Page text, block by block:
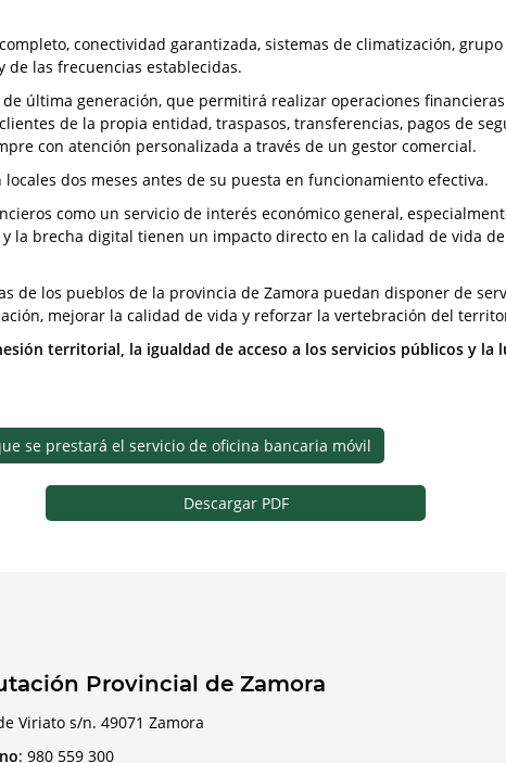
conectividad garantizada, sistemas de climatización, grupo
las frecuencias establecidas.
última generación, que permitirá realizar operaciones
de la propia entidad, traspasos, transferencias, pagos de
con atención personalizada a través de un gestor comercial.
dos meses antes de su puesta en funcionamiento efectiva.
como un servicio de interés económico general,
la brecha digital tienen un impacto directo en la calidad de vida
de los pueblos de la provincia de Zamora puedan disponer de
mejorar la calidad de vida y reforzar la vertebración del
territorial, la igualdad de acceso a los servicios públicos y la
se prestará el servicio de oficina bancaria móvil
Descargar PDF
Provincial de Zamora
Viriato s/n. 49071 Zamora
: 980 559 300